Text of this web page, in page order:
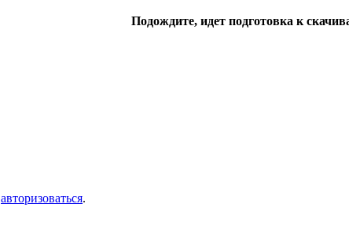
Подождите, идет подготовка к
авторизоваться.